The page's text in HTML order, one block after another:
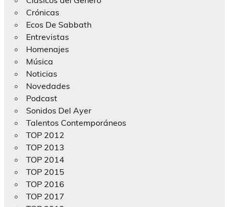
Crónicas
Ecos De Sabbath
Entrevistas
Homenajes
Música
Noticias
Novedades
Podcast
Sonidos Del Ayer
Talentos Contemporáneos
TOP 2012
TOP 2013
TOP 2014
TOP 2015
TOP 2016
TOP 2017